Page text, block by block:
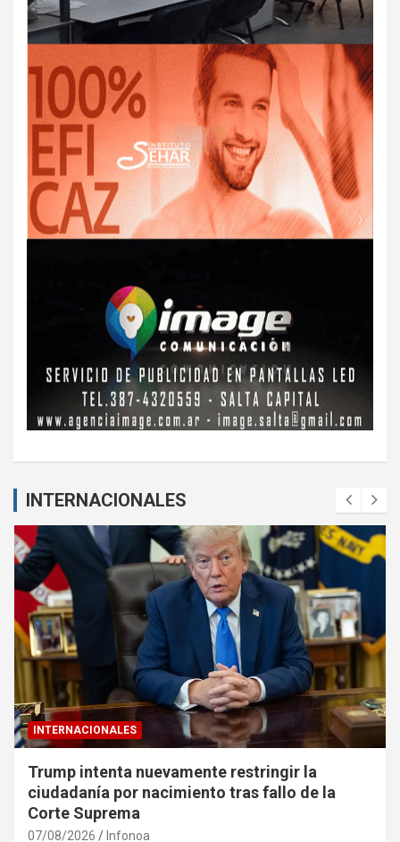
INTERNACIONALES
INTERNACIONALES
Trump intenta nuevamente restringir la
ciudadanía por nacimiento tras fallo de la
Corte Suprema
07/08/2026 Infonoa